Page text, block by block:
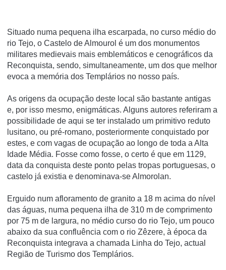
Situado numa pequena ilha escarpada, no curso médio do
rio Tejo, o Castelo de Almourol é um dos monumentos
militares medievais mais emblemáticos e cenográficos da
Reconquista, sendo, simultaneamente, um dos que melhor
evoca a memória dos Templários no nosso país.
As origens da ocupação deste local são bastante antigas
e, por isso mesmo, enigmáticas. Alguns autores referiram a
possibilidade de aqui se ter instalado um primitivo reduto
lusitano, ou pré-romano, posteriormente conquistado por
estes, e com vagas de ocupação ao longo de toda a Alta
Idade Média. Fosse como fosse, o certo é que em 1129,
data da conquista deste ponto pelas tropas portuguesas, o
castelo já existia e denominava-se Almorolan.
Erguido num afloramento de granito a 18 m acima do ní­vel
das águas, numa pequena ilha de 310 m de comprimento
por 75 m de largura, no médio curso do rio Tejo, um pouco
abaixo da sua confluência com o rio Zêzere, à época da
Reconquista integrava a chamada Linha do Tejo, actual
Região de Turismo dos Templários.